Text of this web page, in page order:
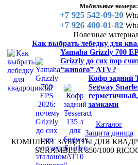
Мобильные номера:
+7 925 542-09-20
+7 926 400-01-82
Полезные
Как выбрать лебедку для
Yamaha Grizzly 700
Grizzly до сих пор
“живого” ATV?
Кофр задний
Segway
замками
Каталог
Защита днища
КОМПЛЕКТ ЗАЩИТЫ ДЛЯ
SCRAMBLER 850/1000